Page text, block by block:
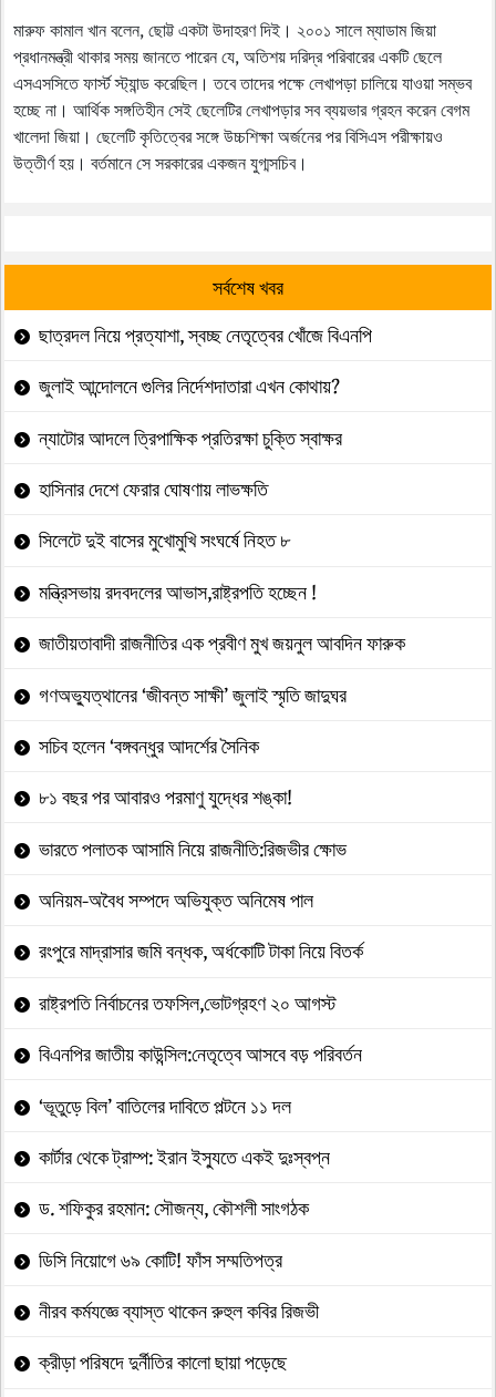
মারুফ কামাল খান বলেন, ছোট্ট একটা উদাহরণ দিই। ২০০১ সালে ম্যাডাম জিয়া
প্রধানমন্ত্রী থাকার সময় জানতে পারেন যে, অতিশয় দরিদ্র পরিবারের একটি ছেলে
এসএসসিতে ফার্স্ট স্ট্যান্ড করেছিল। তবে তাদের পক্ষে লেখাপড়া চালিয়ে যাওয়া সম্ভব
হচ্ছে না। আর্থিক সঙ্গতিহীন সেই ছেলেটির লেখাপড়ার সব ব্যয়ভার গ্রহন করেন বেগম
খালেদা জিয়া। ছেলেটি কৃতিত্বের সঙ্গে উচ্চশিক্ষা অর্জনের পর বিসিএস পরীক্ষায়ও
উত্তীর্ণ হয়। বর্তমানে সে সরকারের একজন যুগ্মসচিব।
সর্বশেষ খবর
ছাত্রদল নিয়ে প্রত্যাশা, স্বচ্ছ নেতৃত্বের খোঁজে বিএনপি
জুলাই আন্দোলনে গুলির নির্দেশদাতারা এখন কোথায়?
ন্যাটোর আদলে ত্রিপাক্ষিক প্রতিরক্ষা চুক্তি স্বাক্ষর
হাসিনার দেশে ফেরার ঘোষণায় লাভক্ষতি
সিলেটে দুই বাসের মুখোমুখি সংঘর্ষে নিহত ৮
মন্ত্রিসভায় রদবদলের আভাস,রাষ্ট্রপতি হচ্ছেন !
জাতীয়তাবাদী রাজনীতির এক প্রবীণ মুখ জয়নুল আবদিন ফারুক
গণঅভ্যুত্থানের ‘জীবন্ত সাক্ষী’ জুলাই স্মৃতি জাদুঘর
সচিব হলেন ‘বঙ্গবন্ধুর আদর্শের সৈনিক
৮১ বছর পর আবারও পরমাণু যুদ্ধের শঙ্কা!
ভারতে পলাতক আসামি নিয়ে রাজনীতি:রিজভীর ক্ষোভ
অনিয়ম-অবৈধ সম্পদে অভিযুক্ত অনিমেষ পাল
রংপুরে মাদ্রাসার জমি বন্ধক, অর্ধকোটি টাকা নিয়ে বিতর্ক
রাষ্ট্রপতি নির্বাচনের তফসিল,ভোটগ্রহণ ২০ আগস্ট
বিএনপির জাতীয় কাউন্সিল:নেতৃত্বে আসবে বড় পরিবর্তন
‘ভূতুড়ে বিল’ বাতিলের দাবিতে পল্টনে ১১ দল
কার্টার থেকে ট্রাম্প: ইরান ইস্যুতে একই দুঃস্বপ্ন
ড. শফিকুর রহমান: সৌজন্য, কৌশলী সাংগঠক
ডিসি নিয়োগে ৬৯ কোটি! ফাঁস সম্মতিপত্র
নীরব কর্মযজ্ঞে ব্যাস্ত থাকেন রুহুল কবির রিজভী
ক্রীড়া পরিষদে দুর্নীতির কালো ছায়া পড়েছে